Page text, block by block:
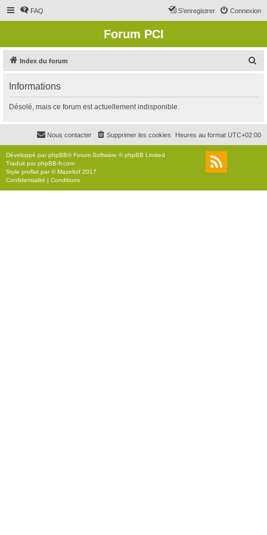
FAQ Connexion
S’enregistrer
Forum PCI
Index du forum
r
c
r
Informations
Désolé, mais ce forum est actuellement indisponible.
Heures au format UTC+02:00
Supprimer les cookies
Nous contacter
Développé parphpBB® Forum Software © phpBB Limited
Traduit parphpBB-fr.com
Style proflat par ©Mazeltof 2017
Confidentialité | Conditions